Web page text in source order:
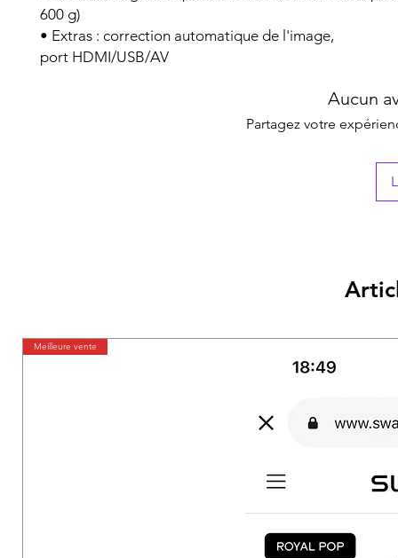
600 g)
• Extras : correction automatique de l'image,
port HDMI/USB/AV
Aucun
Partagez votre
Meilleure vente